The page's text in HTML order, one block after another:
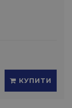
КУПИТИ